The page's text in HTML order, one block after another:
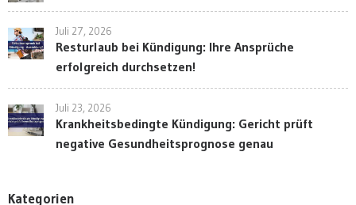
Juli 27, 2026
Resturlaub bei Kündigung: Ihre Ansprüche
erfolgreich durchsetzen!
Juli 23, 2026
Krankheitsbedingte Kündigung: Gericht prüft
negative Gesundheitsprognose genau
Kategorien